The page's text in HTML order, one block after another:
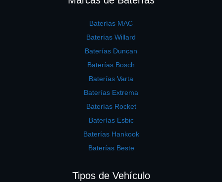
Baterías MAC
Baterías Willard
Baterías Duncan
Baterías Bosch
Baterías Varta
Baterías Extrema
Baterías Rocket
Baterías Esbic
Baterías Hankook
Baterías Beste
Tipos de Vehículo